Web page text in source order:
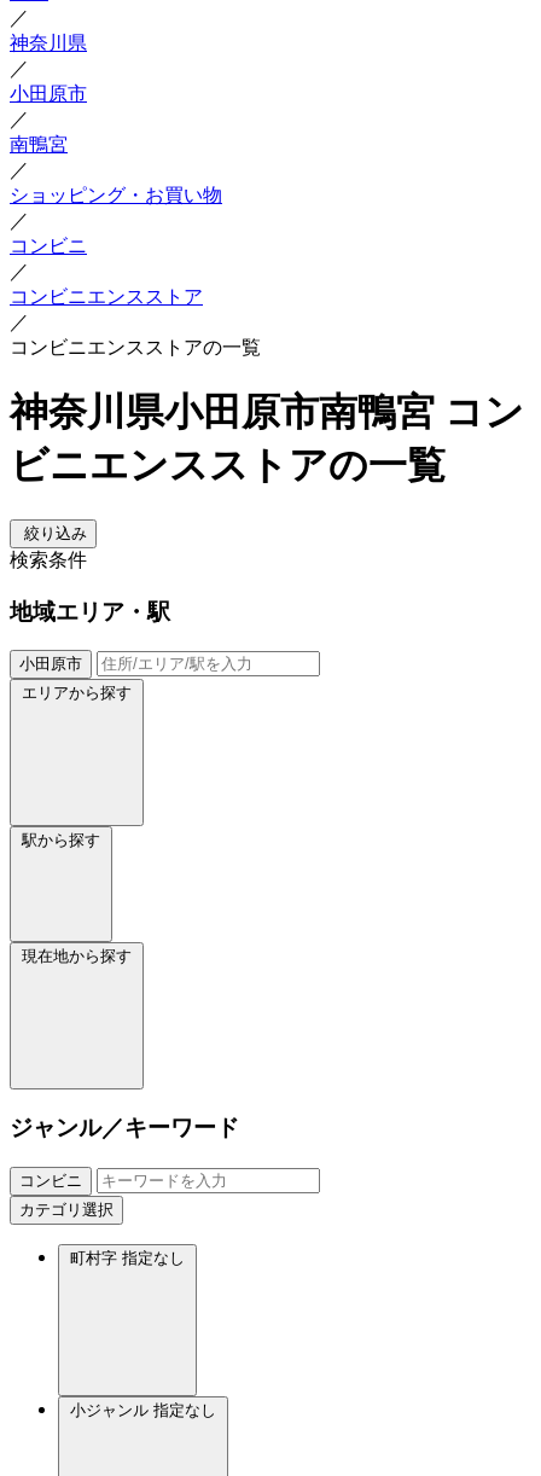
／
神奈川県
／
小田原市
／
南鴨宮
／
ショッピング・お買い物
／
コンビニ
／
コンビニエンスストア
／
コンビニエンスストアの一覧
神奈川県小田原市南鴨宮 コン
ビニエンスストアの一覧
絞り込み
検索条件
地域エリア・駅
小田原市
エリアから探す
駅から探す
現在地から探す
ジャンル／キーワード
コンビニ
カテゴリ選択
町村字 指定なし
小ジャンル 指定なし